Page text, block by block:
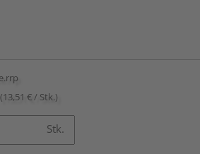
(13,51 € / Stk.)
Stk.